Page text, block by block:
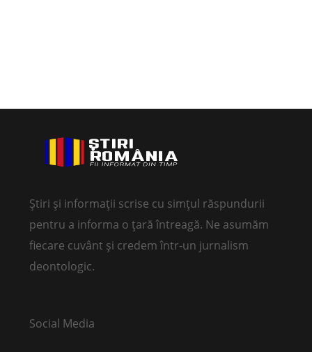
Știri și informații scrise cu simțul răspundurii
pentru a informa o țară întreagă. Ne asumăm
fiecare cuvânt și credem într-un jurnalism
deontologic.
Social Media